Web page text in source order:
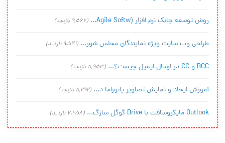
روش توسعه چابک نرم افزار (Agile Softw... (9,566 بازدید)
طراحی وب سایت ویژه نمایندگان مجلس شور... (9,541 بازدید)
BCC و CC در ارسال ایمیل چیست؟... (8,953 بازدید)
آموزش ایجاد و نمایش تصاویر پانوراما د... (8,292 بازدید)
Outlook مایکروسافت با Drive گوگل سازگ... (7,258 بازدید)